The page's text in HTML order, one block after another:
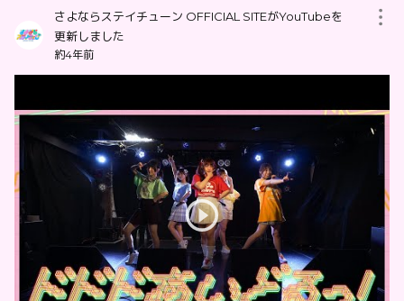
さよならステイチューン OFFICIAL SITEがYouTubeを
更新しました
約4年前